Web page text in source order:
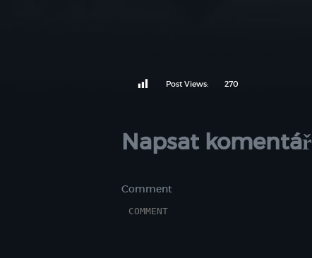
Post Views: 270
Napsat komentář
Comment